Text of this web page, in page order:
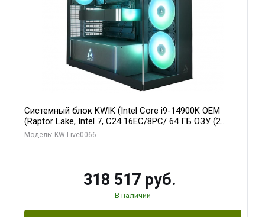
Системный блок KWIK (Intel Core i9-14900K OEM
(Raptor Lake, Intel 7, C24 16EC/8PC/ 64 ГБ ОЗУ (2
модуля)/ Gigabyte RTX5080 XTREME WATERFORCE
Модель: KW-Live0066
318 517 руб.
В наличии